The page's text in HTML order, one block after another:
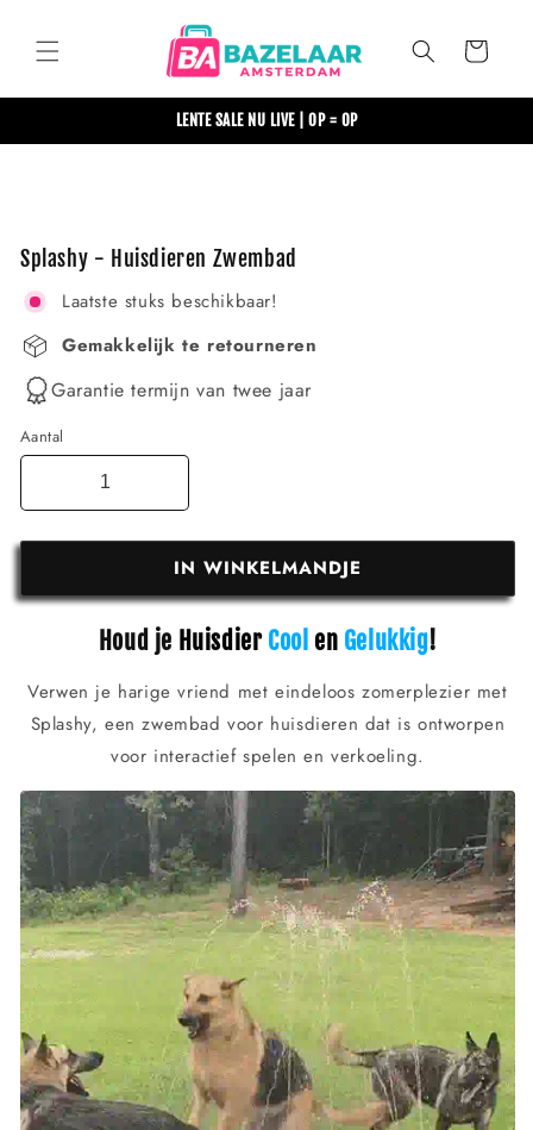
content
Winkelwagen
LENTE SALE NU LIVE | OP = OP
Splashy - Huisdieren Zwembad
Laatste stuks beschikbaar!
Gemakkelijk te retourneren
Garantie termijn van twee jaar
Aantal
IN WINKELMANDJE
Houd je Huisdier Cool en Gelukkig!
Verwen je harige vriend met eindeloos zomerplezier met
Splashy, een zwembad voor huisdieren dat is ontworpen
voor interactief spelen en verkoeling.